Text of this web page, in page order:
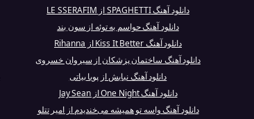
دانلود آهنگ SPAGHETTI از LE SSERAFIM
دانلود آهنگ حواسم به توئه از سون بند
دانلود آهنگ Kiss It Better از Rihanna
دانلود آهنگ ساختمان پزشکان از سیروان خسروی
دانلود آهنگ نیایش از پویا بیاتی
دانلود آهنگ One Night از Jay Sean
دانلود آهنگ واسه تو همیشه می‌خندیدم از امیر تتلو